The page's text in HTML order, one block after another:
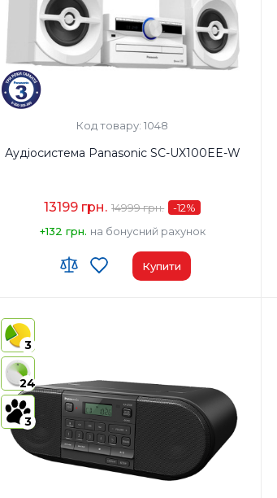
Код товару: 1048
Аудіосистема Panasonic SC-UX100EE-W
13199 грн. 14999 грн. -12%
+132 грн. на бонусний рахунок
Купити
Країна-виробник товару:
AirPlay:
USB:USB Type-A x1
Bluetooth: Так
3
24
3